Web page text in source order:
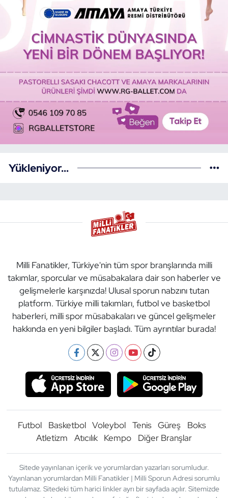
Yükleniyor...
Milli Fanatikler, Türkiye'nin tüm spor branşlarında milli
takımlar, sporcular ve müsabakalara dair son haberler ve
gelişmelerle karşınızda! Ulusal sporun nabzını tutan
platform. Türkiye milli takımları, futbol ve basketbol
haberleri, milli spor müsabakaları ve güncel gelişmeler
hakkında en yeni bilgiler başladı. Tüm ayrıntılar burada!
Futbol Basketbol Voleybol Tenis Güreş
Boks
Atletizm
Atıcılık Kempo Diğer Branşlar
Sitede yayınlanan içerik ve yorumlardan yazarları sorumludur.
Yayınlanan yorumlardan Milli Fanatikler | Milli Sporun Adresi sorumlu
tutulamaz. Sitedeki tüm harici linkler ayrı bir sayfada açılır. Sitemizde